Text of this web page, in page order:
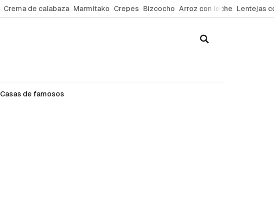
Crema de calabaza Marmitako Crepes Bizcocho Arroz con leche Lentejas
Casas de famosos